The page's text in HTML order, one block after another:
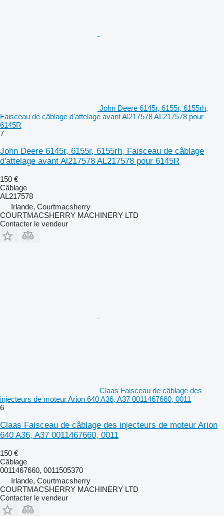
John Deere 6145r, 6155r, 6155rh,
Faisceau de câblage d'attelage avant Al217578 AL217578 pour
6145R
7
John Deere 6145r, 6155r, 6155rh, Faisceau de câblage
d'attelage avant Al217578 AL217578 pour 6145R
150 €
Câblage
AL217578
Irlande, Courtmacsherry
COURTMACSHERRY MACHINERY LTD
Contacter le vendeur
Claas Faisceau de câblage des
injecteurs de moteur Arion 640 A36, A37 0011467660, 0011
6
Claas Faisceau de câblage des injecteurs de moteur Arion
640 A36, A37 0011467660, 0011
150 €
Câblage
0011467660, 0011505370
Irlande, Courtmacsherry
COURTMACSHERRY MACHINERY LTD
Contacter le vendeur